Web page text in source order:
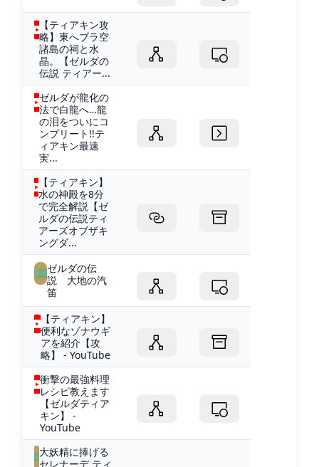
【ティアキン攻
略】東へブラ空
諸島の祠と水
晶。【ゼルダの
伝説 ティアー...
ゼルダが龍化の
法で白龍へ…龍
の泪をついにコ
ンプリート!!テ
ィアキン最速
実...
【ティアキン】
水の神殿を8分
で完全解説【ゼ
ルダの伝説ティ
アーズオブザキ
ングダ...
ゼルダの伝
説 大地の汽
笛
【ティアキン】
便利なゾナウギ
アを紹介【攻
略】 - YouTube
衝撃の最強料理
レシピ教えます
【ゼルダティア
キン】 -
YouTube
大妖精に捧げる
セレナーデ ティ